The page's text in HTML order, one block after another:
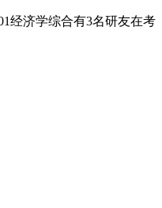
经济学综合有3名研友在考